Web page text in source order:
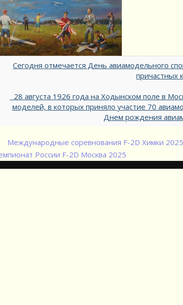
Сегодня отмечается День авиамодельного
причастных
28 августа 1926 года на Ходынском поле в
моделей, в которых приняло участие 70
Днем рождения
Международные соревнования F-2D Химки 2025
России F-2D Москва 2025